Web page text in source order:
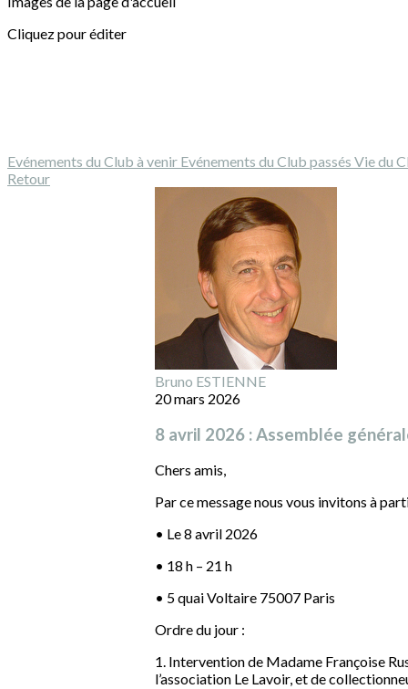
Cliquez pour éditer
Evénements du Club à venir Evénements du Club passés Vie du
Retour
Bruno ESTIENNE
20 mars 2026
8 avril 2026 : Assemblée
Chers amis,
Par ce message nous vous invitons à
• Le 8 avril 2026
• 18 h – 21 h
• 5 quai Voltaire 75007 Paris
Ordre du jour :
1. Intervention de Madame Françoise
l’association Le Lavoir, et de